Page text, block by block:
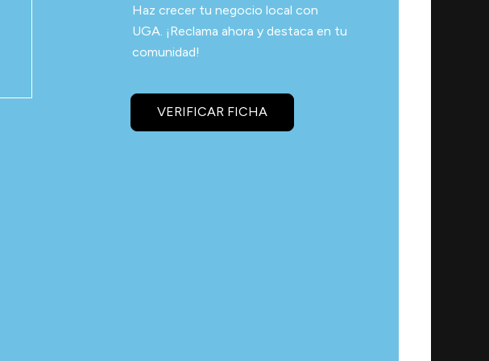
Haz crecer tu negocio local con
UGA. ¡Reclama ahora y destaca en tu
comunidad!
VERIFICAR FICHA